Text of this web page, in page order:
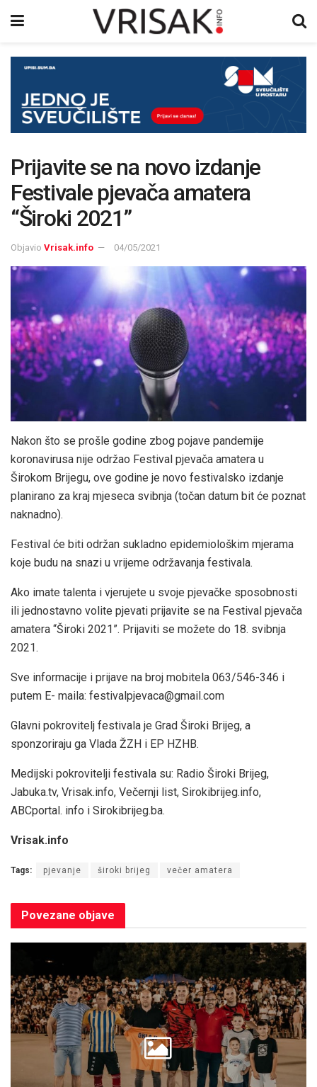
Prijavite se na novo izdanje
Festivale pjevača amatera
“Široki 2021”
Objavio Vrisak.info 04/05/2021
Nakon što se prošle godine zbog pojave pandemije
koronavirusa nije održao Festival pjevača amatera u
Širokom Brijegu, ove godine je novo festivalsko izdanje
planirano za kraj mjeseca svibnja (točan datum bit će poznat
naknadno).
Festival će biti održan sukladno epidemiološkim mjerama
koje budu na snazi u vrijeme održavanja festivala.
Ako imate talenta i vjerujete u svoje pjevačke sposobnosti
ili jednostavno volite pjevati prijavite se na Festival pjevača
amatera “Široki 2021”. Prijaviti se možete do 18. svibnja
2021.
Sve informacije i prijave na broj mobitela 063/546-346 i
putem E- maila: festivalpjevaca@gmail.com
Glavni pokrovitelj festivala je Grad Široki Brijeg, a
sponzoriraju ga Vlada ŽZH i EP HZHB.
Medijski pokrovitelji festivala su: Radio Široki Brijeg,
Jabuka.tv, Vrisak.info, Večernji list, Sirokibrijeg.info,
ABCportal. info i Sirokibrijeg.ba.
Vrisak.info
Tags: pjevanje široki brijeg večer amatera
Povezane objave